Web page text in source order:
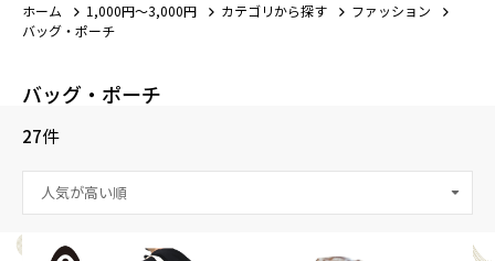
ホーム 1,000円～3,000円 カテゴリから探す
ファッション
バッグ・ポーチ
バッグ・ポーチ
27件